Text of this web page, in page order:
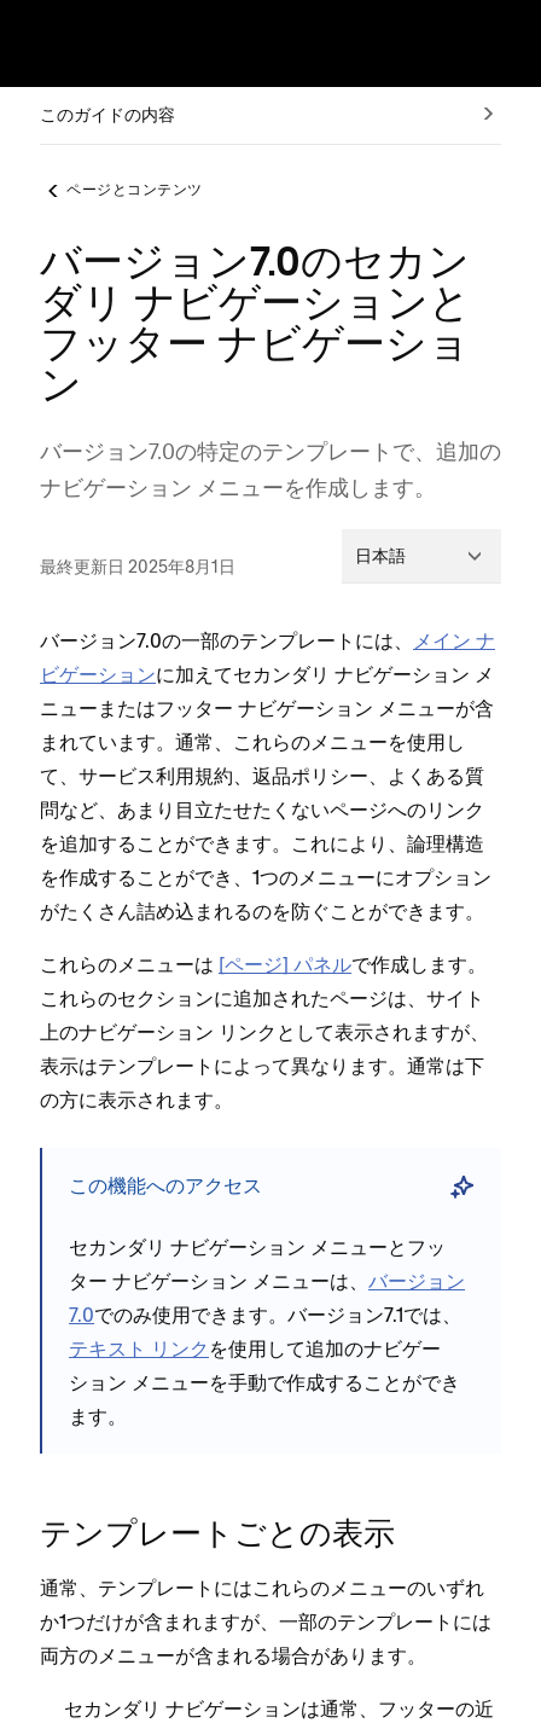
このガイドの内容
ページとコンテンツ
バージョン7.0のセカン
ダリ ナビゲーションと
フッター ナビゲーショ
ン
バ⁠ージ⁠ョン7⁠.0の特定のテンプレ⁠ートで⁠、追加の
ナビゲ⁠ーシ⁠ョン メニ⁠ュ⁠ーを作成します⁠。
最終更新日 2025年8月1日 日本語
バ⁠ージ⁠ョン7⁠.0の一部のテンプレ⁠ートには⁠、 メイン ナ
ビゲ⁠ーシ⁠ョンに加えてセカンダリ ナビゲ⁠ーシ⁠ョン メ
ニ⁠ュ⁠ーまたはフ⁠ッタ⁠ー ナビゲ⁠ーシ⁠ョン メニ⁠ュ⁠ーが含
まれています⁠。通常⁠、これらのメニ⁠ュ⁠ーを使用し
て⁠、サ⁠ービス利用規約⁠、返品ポリシ⁠ー⁠、よくある質
問など⁠、あまり目立たせたくないペ⁠ージへのリンク
を追加することができます⁠。これにより⁠、論理構造
を作成することができ⁠、1つのメニ⁠ュ⁠ーにオプシ⁠ョン
がたくさん詰め込まれるのを防ぐことができます⁠。
これらのメニ⁠ュ⁠ーは [⁠ペ⁠ージ⁠] パネルで作成します⁠。
これらのセクシ⁠ョンに追加されたペ⁠ージは⁠、サイト
上のナビゲ⁠ーシ⁠ョン リンクとして表示されますが⁠、
表示はテンプレ⁠ートによ⁠って異なります⁠。通常は下
の方に表示されます⁠。
この機能へのアクセス
セカンダリ ナビゲ⁠ーシ⁠ョン メニ⁠ュ⁠ーとフ⁠ッ
タ⁠ー ナビゲ⁠ーシ⁠ョン メニ⁠ュ⁠ーは⁠、 バ⁠ージ⁠ョン
7⁠.0でのみ使用できます⁠。バ⁠ージ⁠ョン7⁠.1では⁠、
テキスト リンク を使用して追加のナビゲ⁠ー
シ⁠ョン メニ⁠ュ⁠ーを手動で作成することができ
ます⁠。
テンプレ⁠ートごとの表示
通常⁠、テンプレ⁠ートにはこれらのメニ⁠ュ⁠ーのいずれ
か1つだけが含まれますが⁠、一部のテンプレ⁠ートには
両方のメニ⁠ュ⁠ーが含まれる場合があります⁠。
セカンダリ ナビゲ⁠ーシ⁠ョンは通常⁠、フ⁠ッタ⁠ーの近